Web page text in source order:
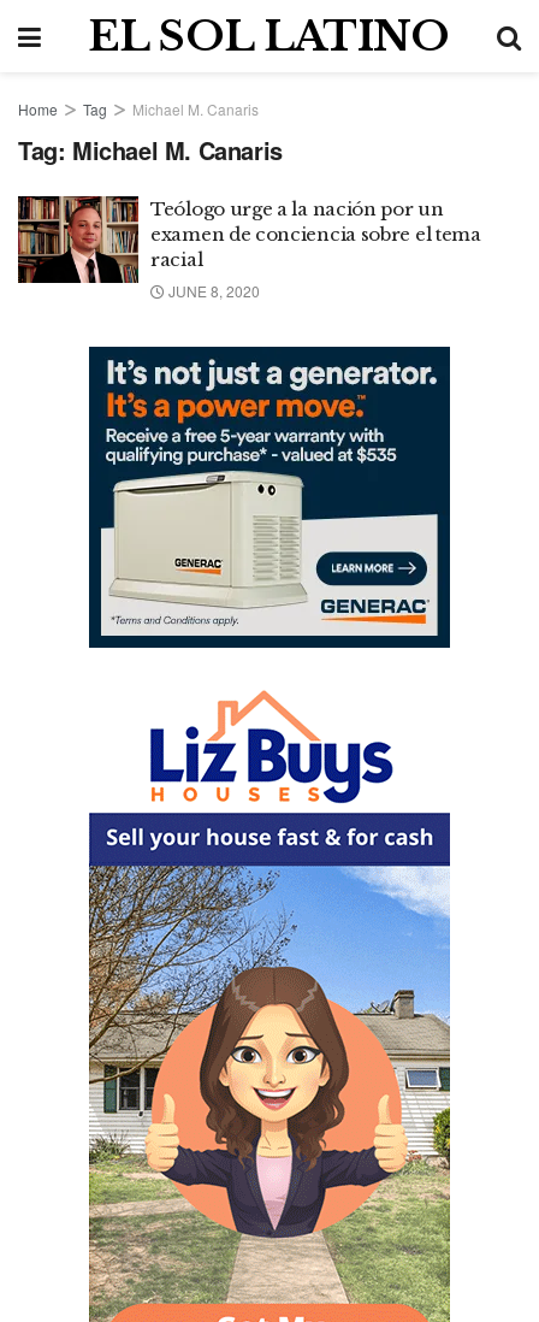
EL SOL LATINO
Home Tag Michael M. Canaris
Tag: Michael M. Canaris
Teólogo urge a la nación por un
examen de conciencia sobre el tema
racial
JUNE 8, 2020